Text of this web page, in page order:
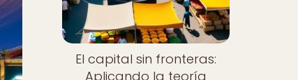
El capital sin fronteras:
Aplicando la teoría